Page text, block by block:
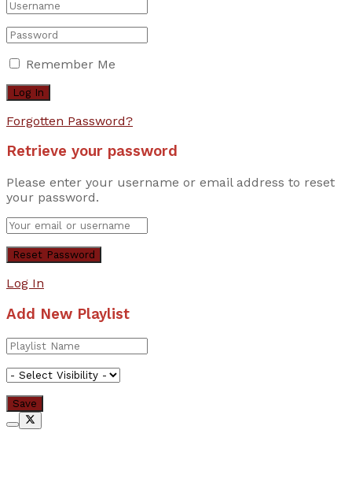
Remember Me
Forgotten Password?
Retrieve your password
Please enter your username or email address to reset
your password.
Log In
Add New Playlist